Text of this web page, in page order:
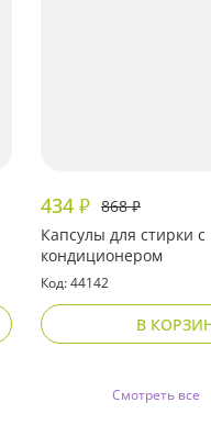
434 ₽ 868₽
Капсулы для стирки с
кондиционером
Код: 44142
В
Смотреть все